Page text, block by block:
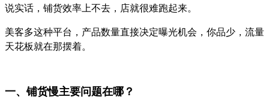
说实话，铺货效率上不去，店就很难跑起来。
美客多这种平台，产品数量直接决定曝光机会，你品少，流量
天花板就在那摆着。
一、铺货慢主要问题在哪？